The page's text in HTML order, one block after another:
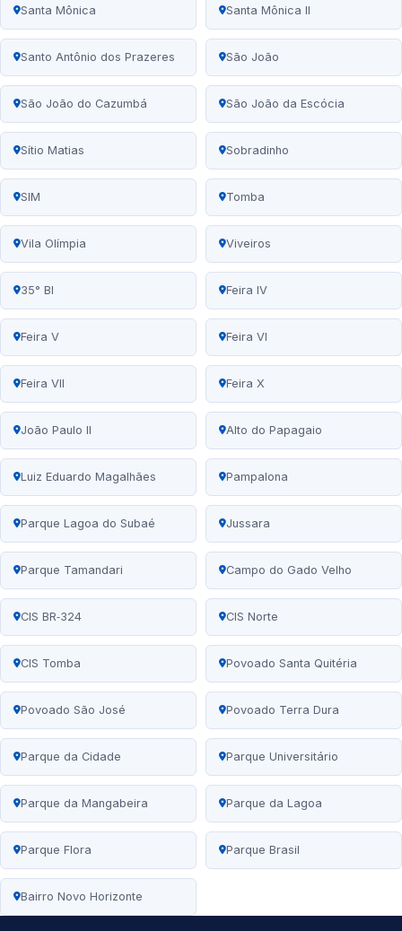
Santa Mônica Santa Mônica II
Santo Antônio dos Prazeres São João
São João do Cazumbá São João da Escócia
Sítio Matias Sobradinho
SIM Tomba
Vila Olímpia Viveiros
35° BI Feira IV
Feira V Feira VI
Feira VII Feira X
João Paulo II Alto do Papagaio
Luiz Eduardo Magalhães Pampalona
Parque Lagoa do Subaé Jussara
Parque Tamandari Campo do Gado Velho
CIS BR‑324 CIS Norte
CIS Tomba Povoado Santa Quitéria
Povoado São José Povoado Terra Dura
Parque da Cidade Parque Universitário
Parque da Mangabeira Parque da Lagoa
Parque Flora Parque Brasil
Bairro Novo Horizonte